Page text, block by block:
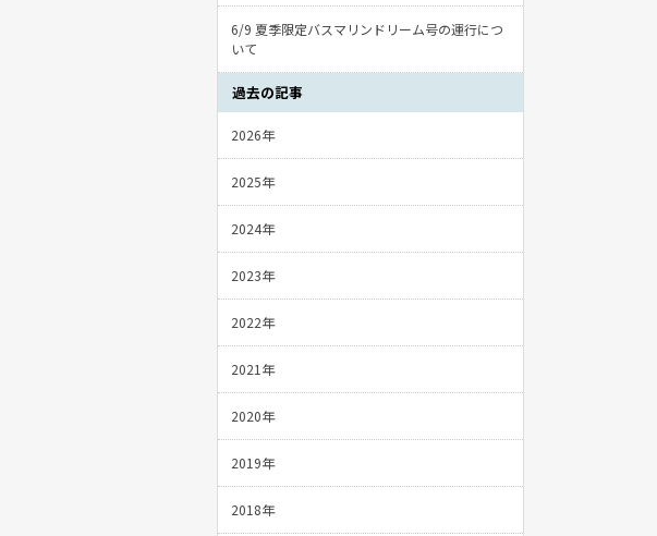
6/9 夏季限定バスマリンドリーム号の運行につ
いて
過去の記事
2026年
2025年
2024年
2023年
2022年
2021年
2020年
2019年
2018年